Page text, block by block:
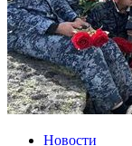
Новости